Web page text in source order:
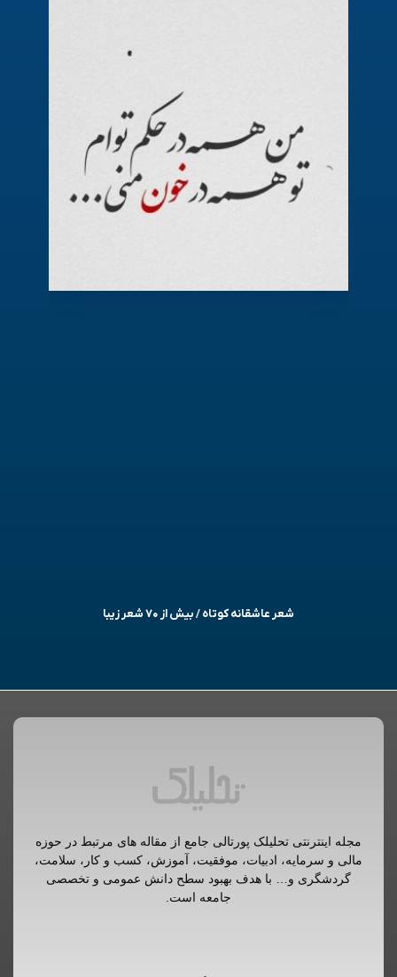
شعر عاشقانه کوتاه / بیش از ۷۰ شعر زیبا
مجله اینترنتی تحلیلک پورتالی جامع از مقاله های مرتبط در حوزه
مالی و سرمایه، ادبیات، موفقیت، آموزش، کسب و کار، سلامت،
گردشگری و… با هدف بهبود سطح دانش عمومی و تخصصی
جامعه است.